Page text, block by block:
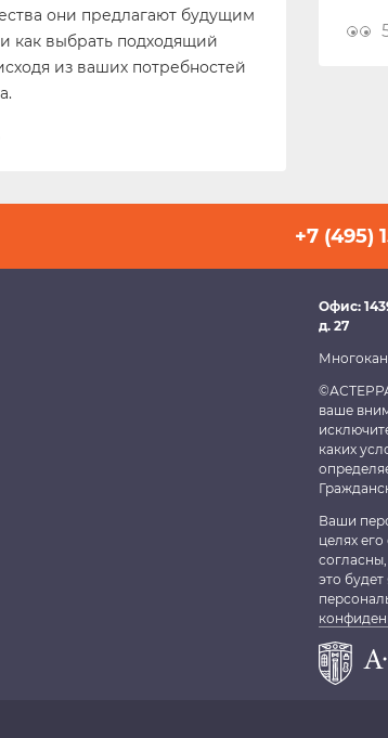
они предлагают будущим
как выбрать подходящий
из ваших потребностей
+7 (495)
Офис:
д. 27
ваше
каких
Ваши
целях
это